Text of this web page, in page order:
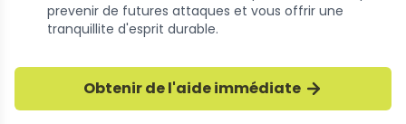
prevenir de futures attaques et vous offrir une
tranquillite d'esprit durable.
Obtenir de l'aide immédiate